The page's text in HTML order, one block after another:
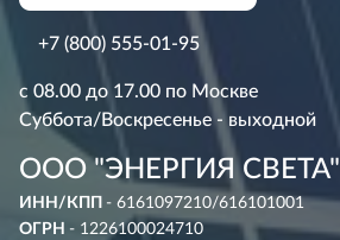
+7 (800) 555-01-95
с 08.00 до 17.00 по Москве
Суббота/Воскресенье - выходной
ООО "ЭНЕРГИЯ СВЕТА"
ИНН/КПП - 6161097210/616101001
ОГРН - 1226100024710